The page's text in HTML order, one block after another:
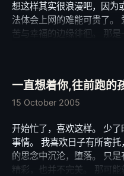
我相信，未知的世界更精
想这样其实很浪漫吧，因为
法体会上网的难能可贵了。
苦与幸福的边缘徘徊。 那
静， 那种心如止水的思念更
个更加渴望温度的我，孤零
温暖，但是我，依然等待。
示，每一个来电，都是上天
我勇敢，可以吗？ 守候着
一直想着你,往前跑的
15 October 2005
开始忙了，喜欢这样。 少
事情。 我喜欢日子有所寄
的思念中沉沦，堕落。 只
精彩，也并不完美。 那可能